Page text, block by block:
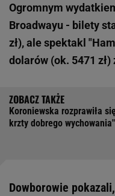
Ogromnym
Broadwayu - bilety
zł), ale spektakl
dolarów (ok. 5471 zł)
Koroniewska rozprawiła
krzty dobrego wychowania"
Dowborowie